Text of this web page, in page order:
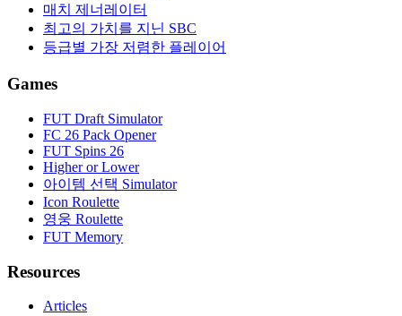
매치 제너레이터
최고의 가치를 지닌 SBC
등급별 가장 저렴한 플레이어
Games
FUT Draft Simulator
FC 26 Pack Opener
FUT Spins 26
Higher or Lower
아이템 선택 Simulator
Icon Roulette
영웅 Roulette
FUT Memory
Resources
Articles